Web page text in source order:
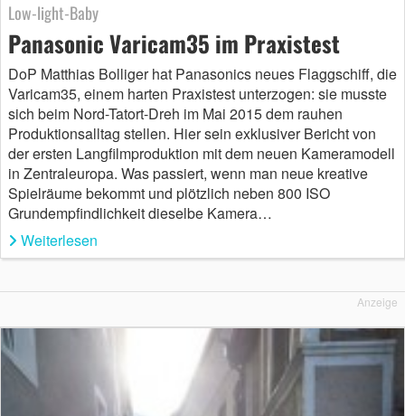
Low-light-Baby
Panasonic Varicam35 im Praxistest
DoP Matthias Bolliger hat Panasonics neues Flaggschiff, die
Varicam35, einem harten Praxistest unterzogen: sie musste
sich beim Nord-Tatort-Dreh im Mai 2015 dem rauhen
Produktionsalltag stellen. Hier sein exklusiver Bericht von
der ersten Langfilmproduktion mit dem neuen Kameramodell
in Zentraleuropa. Was passiert, wenn man neue kreative
Spielräume bekommt und plötzlich neben 800 ISO
Grundempfindlichkeit dieselbe Kamera…
Weiterlesen
Anzeige